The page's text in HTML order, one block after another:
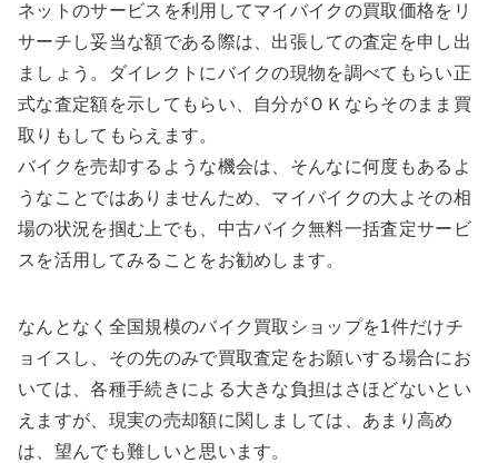
ネットのサービスを利用してマイバイクの買取価格をリ
サーチし妥当な額である際は、出張しての査定を申し出
ましょう。ダイレクトにバイクの現物を調べてもらい正
式な査定額を示してもらい、自分がＯＫならそのまま買
取りもしてもらえます。
バイクを売却するような機会は、そんなに何度もあるよ
うなことではありませんため、マイバイクの大よその相
場の状況を掴む上でも、中古バイク無料一括査定サービ
スを活用してみることをお勧めします。
なんとなく全国規模のバイク買取ショップを1件だけチ
ョイスし、その先のみで買取査定をお願いする場合にお
いては、各種手続きによる大きな負担はさほどないとい
えますが、現実の売却額に関しましては、あまり高め
は、望んでも難しいと思います。